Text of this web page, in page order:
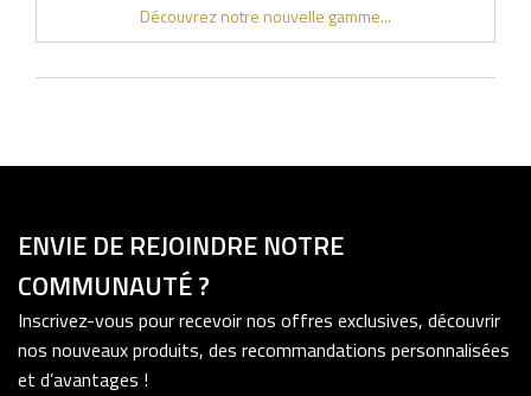
Découvrez notre nouvelle gamme...
ENVIE DE REJOINDRE NOTRE
COMMUNAUTÉ ?
Inscrivez-vous pour recevoir nos offres exclusives, découvrir
nos nouveaux produits, des recommandations personnalisées
et d’avantages !